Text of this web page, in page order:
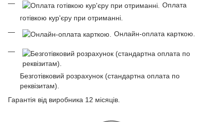
Оплата
готівкою кур'єру при отриманні.
Онлайн-оплата карткою.
Безготівковий розрахунок (стандартна оплата по
реквізитам).
Гарантія від виробника 12 місяців.